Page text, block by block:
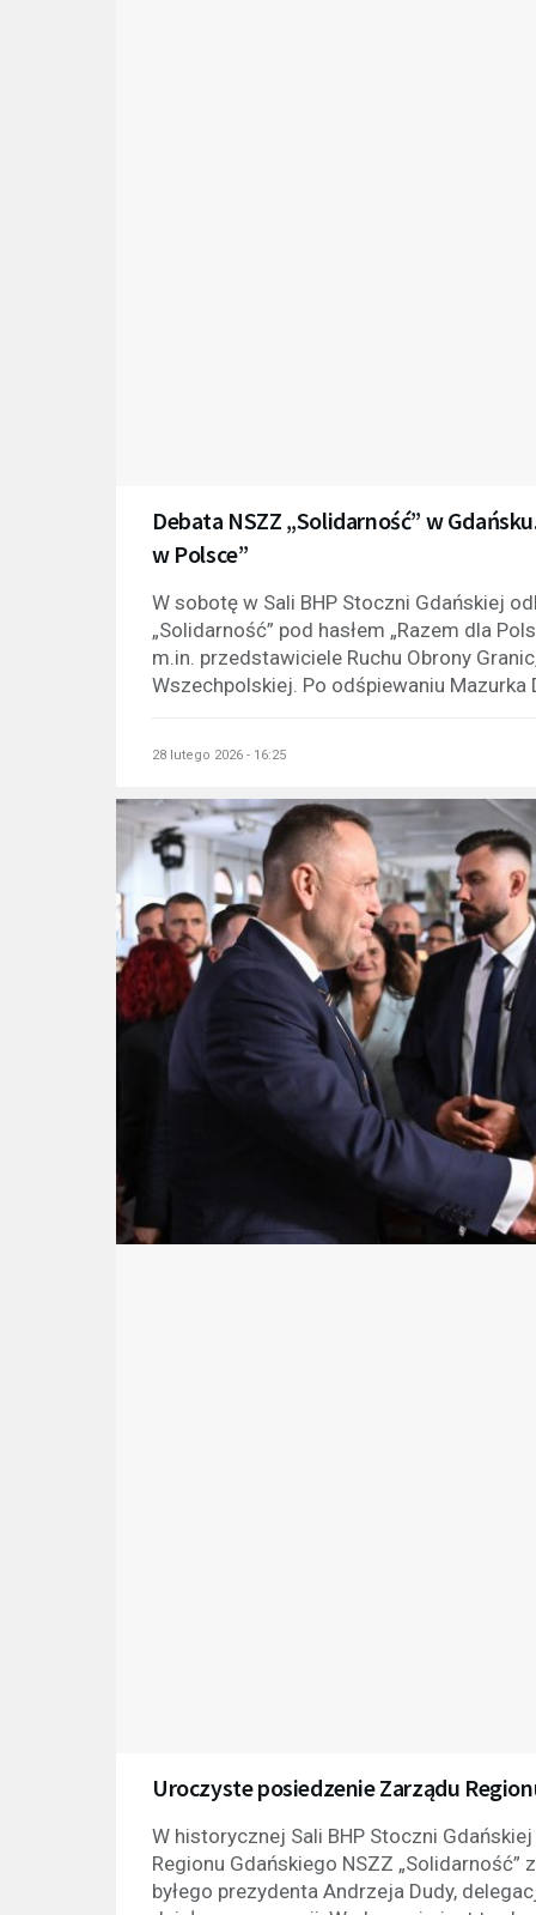
Debata NSZZ „Solidarność” w
w Polsce”
W sobotę w Sali BHP Stoczni Gdańskiej
„Solidarność” pod hasłem „Razem dla
m.in. przedstawiciele Ruchu Obrony
Wszechpolskiej. Po odśpiewaniu Mazurka
28 lutego 2026 - 16:25
Uroczyste posiedzenie Zarządu
W historycznej Sali BHP Stoczni
Regionu Gdańskiego NSZZ
byłego prezydenta Andrzeja Dudy,